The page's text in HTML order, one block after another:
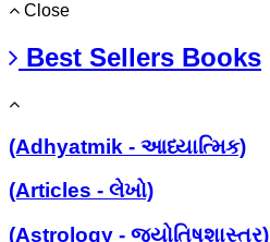
Close
Best Sellers Books
(Adhyatmik - આધ્યાત્મિક)
(Articles - લેખો)
(Astrology - જ્યોતિષશાસ્ત્ર)